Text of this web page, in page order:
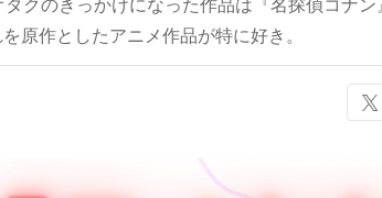
クのきっかけになった作品は『名探偵コナン
原作としたアニメ作品が特に好き。